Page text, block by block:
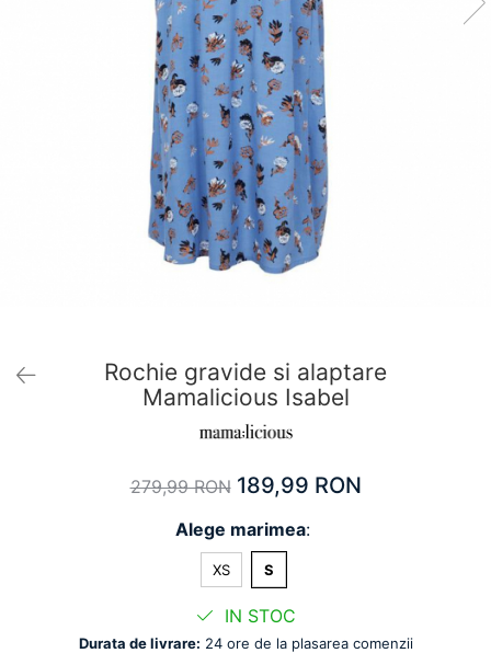
Pantaloni scurți pentru gravide
Sutiene / Bustiere / Maiouri Gravide
Rochie gravide si alaptare
Mamalicious Isabel
279,99 RON 189,99 RON
Alege marimea:
XS S
IN STOC
Durata de livrare: 24 ore de la plasarea comenzii